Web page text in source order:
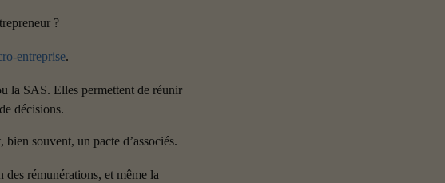
?
entreprise.
la SAS. Elles permettent de réunir
décisions.
souvent, un pacte d’associés.
rémunérations, et même la